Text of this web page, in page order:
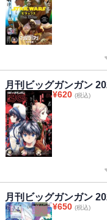
／「父は英雄、母は精霊
ワBOOKS） 作画：大堀
「泥梨」濱木綿はみ／「
ジミなわたしとヘンなお
艦隊マーメイドガールズ
るすいんぐ」原作：さら
月刊ビッグガンガン
¥620 (税込)
月刊ビッグガンガン
¥650 (税込)